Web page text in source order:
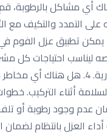
على التمدد والتكيف
أفضل ضد الرطوبة. 2. هل يمكن
على جودة التطبيق
العزل بانتظام لضمان